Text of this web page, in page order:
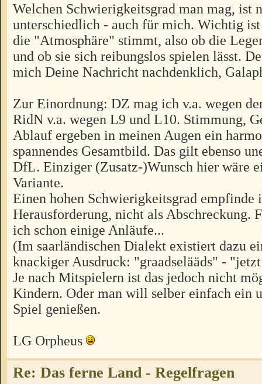
Welchen Schwierigkeitsgrad man mag, ist
unterschiedlich - auch für mich. Wichtig
die "Atmosphäre" stimmt, also ob die
und ob sie sich reibungslos spielen lässt.
mich Deine Nachricht nachdenklich,
Zur Einordnung: DZ mag ich v.a. wegen
RidN v.a. wegen L9 und L10. Stimmung,
Ablauf ergeben in meinen Augen ein
spannendes Gesamtbild. Das gilt ebenso
DfL. Einziger (Zusatz-)Wunsch hier wäre
Variante.
Einen hohen Schwierigkeitsgrad empfinde
Herausforderung, nicht als Abschreckung.
ich schon einige Anläufe...
(Im saarländischen Dialekt existiert dazu
knackiger Ausdruck: "graadselääds" -
Je nach Mitspielern ist das jedoch nicht
Kindern. Oder man will selber einfach ein
Spiel genießen.
LG Orpheus
Re: Das ferne Land - Regelfragen